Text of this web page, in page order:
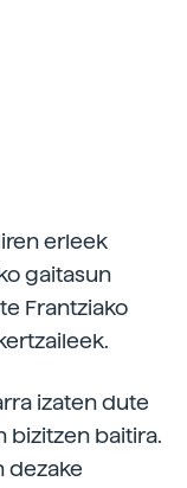
erleek
gaitasun
Frantziako
izaten dute
bizitzen baitira.
dezake